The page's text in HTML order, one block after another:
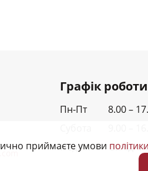
Графік роботи
Пн-Пт 8.00 –
Неділя Вихідний
приймаєте умови